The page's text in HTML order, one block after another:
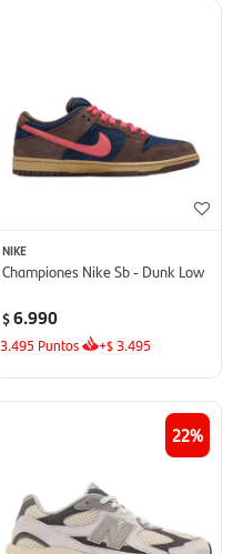
NIKE
Championes Nike Sb - Dunk Low
$6.990
3.495 Puntos +$ 3.495
22